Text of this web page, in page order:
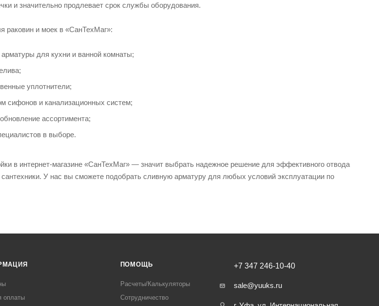
и значительно продлевает срок службы оборудования.
раковин и моек в «СанТехМаг»:
для кухни и ванной комнаты;
уплотнители;
сифонов и канализационных систем;
ассортимента;
в выборе.
в интернет-магазине «СанТехМаг» — значит выбрать надежное решение для эффективного отвода
У нас вы сможете подобрать сливную арматуру для любых условий эксплуатации по
оплаты
ПОМОЩЬ
Расчеты/Калькуляторы
Сотрудничество
+7 347 246-10-40
sale@yuuks.ru